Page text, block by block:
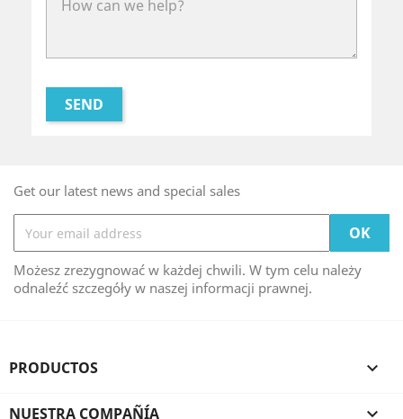
Get our latest news and special sales
Możesz zrezygnować w każdej chwili. W tym celu należy
odnaleźć szczegóły w naszej informacji prawnej.
PRODUCTOS 
NUESTRA COMPAÑÍA 